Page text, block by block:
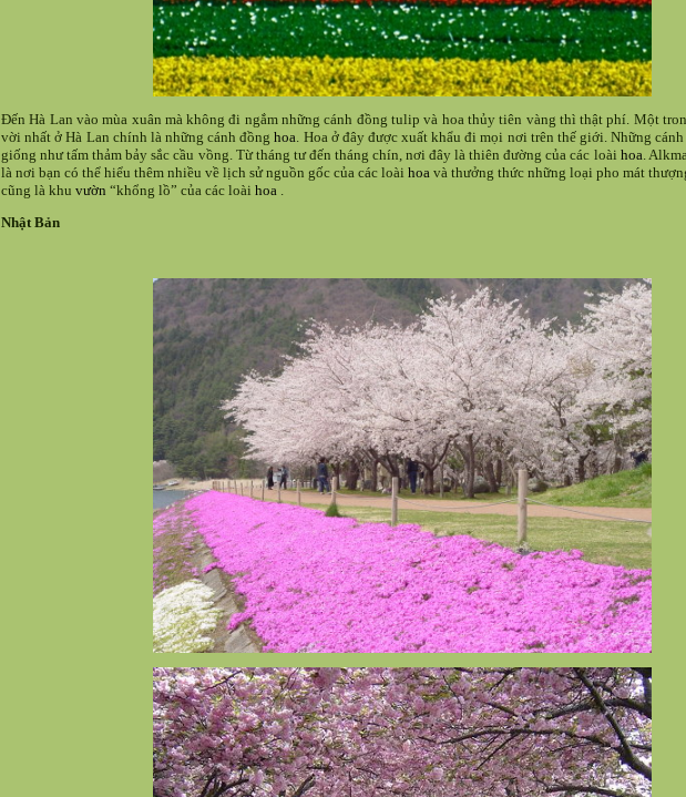
Đến Hà Lan vào mùa xuân mà không đi ngắm những cánh đồng tulip và hoa thủy tiên vàng thì thật phí. Một
vời nhất ở Hà Lan chính là những cánh đồnghoa . Hoa ở đây được xuất khẩu đi mọi nơi trên thế giới. Những
giống như tấm thảm bảy sắc cầu vồng. Từ tháng tư đến tháng chín, nơi đây là thiên đường của các loài hoa
là nơi bạn có thể hiểu thêm nhiều về lịch sử nguồn gốc của các loài hoa và thưởng thức những loại pho mát
cũng là khu vườn “khổng lồ” của các loài hoa
Nhật Bản